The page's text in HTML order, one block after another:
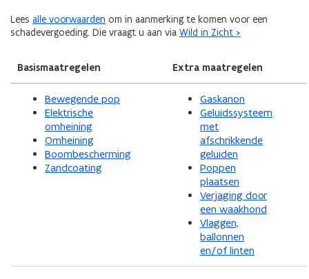
Lees alle voorwaarden om in aanmerking te komen voor een
schadevergoeding. Die vraagt u aan via Wild in Zicht >
Basismaatregelen Extra maatregelen
Bewegende pop
Elektrische
omheining
Omheining
Boombescherming
Zandcoating
Gaskanon
Geluidssysteem
met
afschrikkende
geluiden
Poppen
plaatsen
Verjaging door
een waakhond
Vlaggen,
ballonnen
en/of linten